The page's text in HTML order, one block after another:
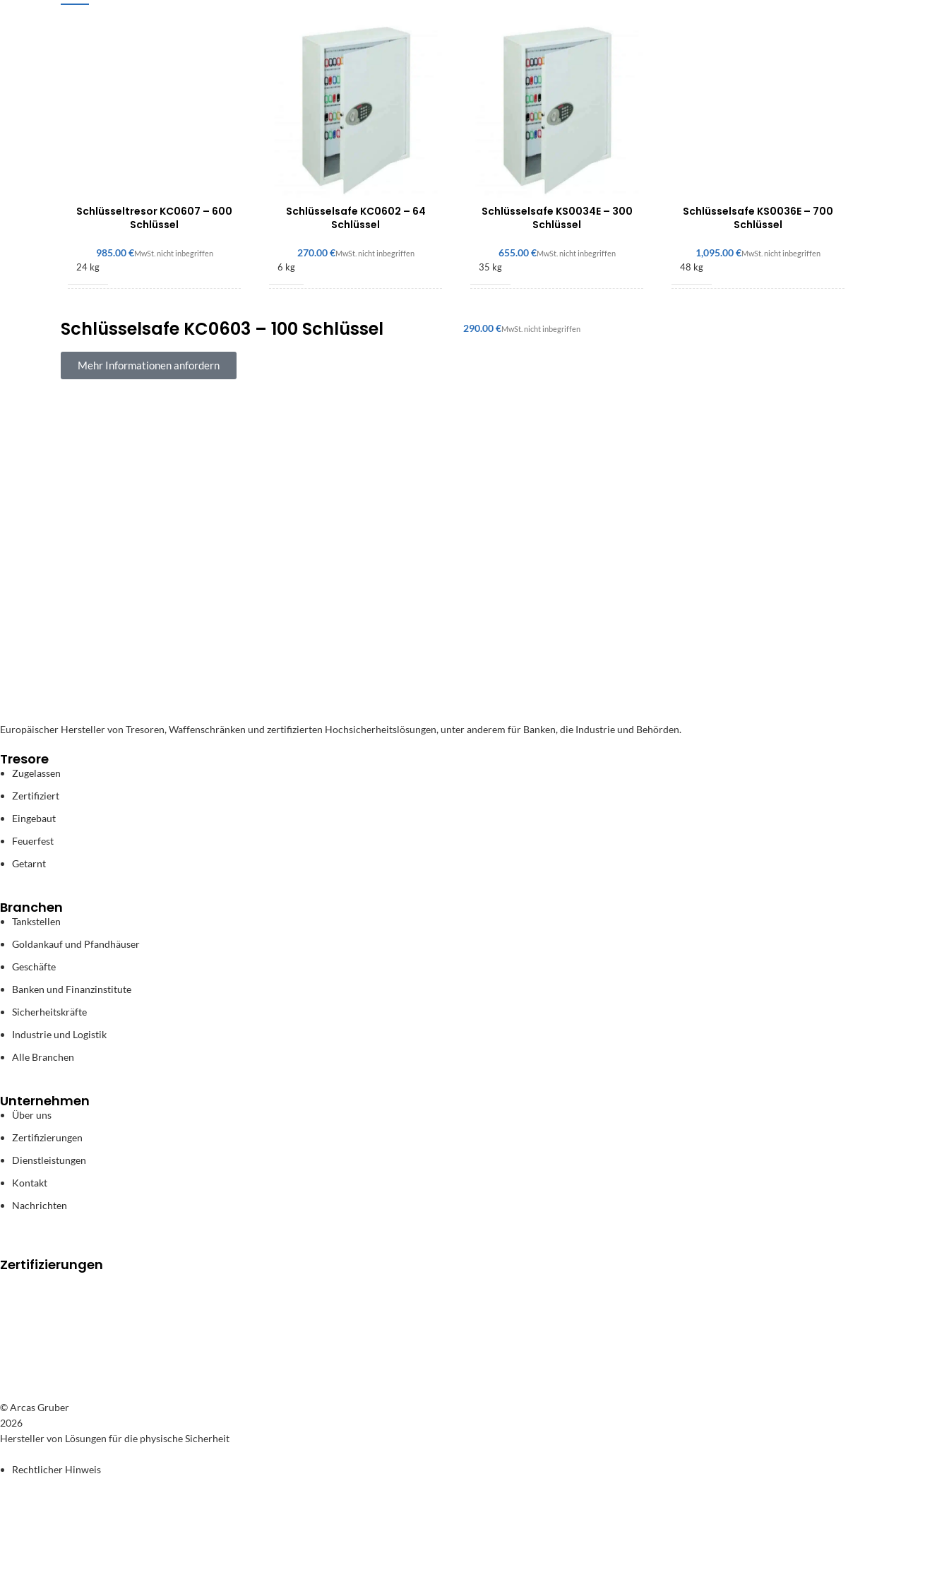
Schlüsseltresor KC0607 – 600
Schlüssel
€
24 kg
Schlüsselsafe KC0602 – 64
Schlüssel
€
6 kg
Schlüsselsafe KS0034E – 300
Schlüssel
€
35 kg
Schlüsselsafe KS0036E – 700
Schlüssel
€
48 kg
Schlüsselsafe KC0603 – 100 Schlüssel
Mehr Informationen anfordern
€
Europäischer Hersteller von Tresoren, Waffenschränken und zertifizierten Hochsicherheitslösungen, unter anderem für Banken, die Industrie und Behörden.
Tresore
Zugelassen
Zertifiziert
Eingebaut
Feuerfest
Getarnt
Branchen
Tankstellen
Goldankauf und Pfandhäuser
Geschäfte
Banken und Finanzinstitute
Sicherheitskräfte
Industrie und Logistik
Alle Branchen
Unternehmen
Über uns
Zertifizierungen
Dienstleistungen
Kontakt
Nachrichten
Zertifizierungen
© Arcas Gruber
2026
Hersteller von Lösungen für die physische Sicherheit
Rechtlicher Hinweis